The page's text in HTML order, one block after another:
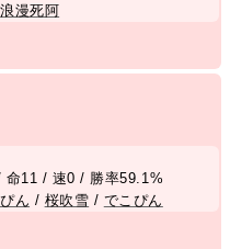
浪漫死阿
11 / 速0 / 勝率59.1%
ん / 桜吹雪 / でこぴん